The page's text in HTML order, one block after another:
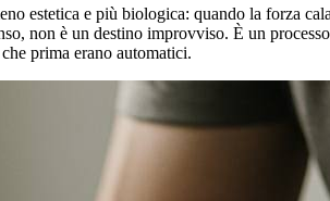
estetica e più biologica: quando la forza
non è un destino improvviso. È un
prima erano automatici.